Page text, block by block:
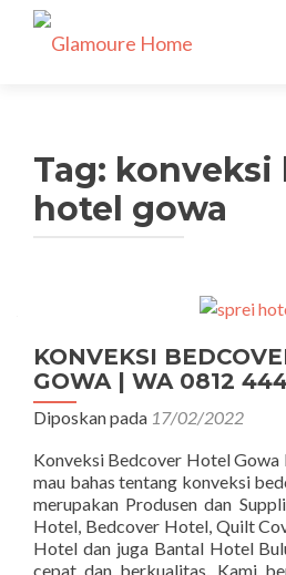
Tag: konveksi
hotel gowa
KONVEKSI
GOWA | WA 0812
Diposkan pada 17/02/2022
Konveksi Bedcover Hotel Gowa
mau bahas tentang konveksi
merupakan Produsen dan
Hotel, Bedcover Hotel, Quilt
Hotel dan juga Bantal Hotel
cepat dan berkualitas. Kami